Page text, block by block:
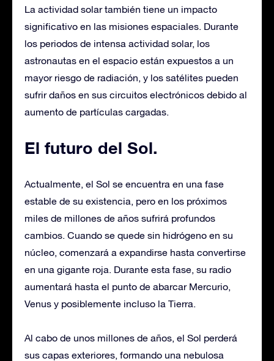
La actividad solar también tiene un impacto
significativo en las misiones espaciales. Durante
los periodos de intensa actividad solar, los
astronautas en el espacio están expuestos a un
mayor riesgo de radiación, y los satélites pueden
sufrir daños en sus circuitos electrónicos debido al
aumento de partículas cargadas.
El futuro del Sol.
Actualmente, el Sol se encuentra en una fase
estable de su existencia, pero en los próximos
miles de millones de años sufrirá profundos
cambios. Cuando se quede sin hidrógeno en su
núcleo, comenzará a expandirse hasta convertirse
en una gigante roja. Durante esta fase, su radio
aumentará hasta el punto de abarcar Mercurio,
Venus y posiblemente incluso la Tierra.
Al cabo de unos millones de años, el Sol perderá
sus capas exteriores, formando una nebulosa